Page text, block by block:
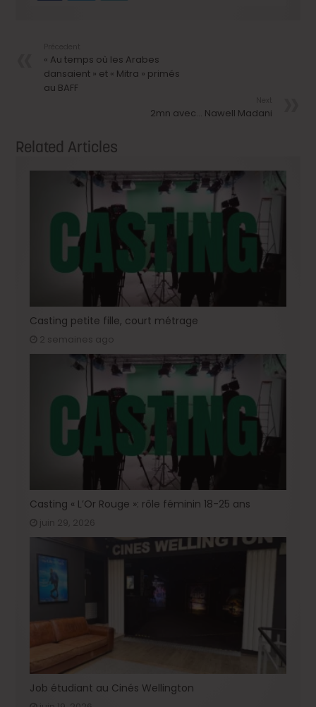
« Au temps où les Arabes
dansaient » et « Mitra » primés
au BAFF
2mn avec… Nawell Madani
Related Articles
Casting petite fille, court métrage
2 semaines ago
Casting « L’Or Rouge »: rôle féminin 18-25 ans
juin 29, 2026
Job étudiant au Cinés Wellington